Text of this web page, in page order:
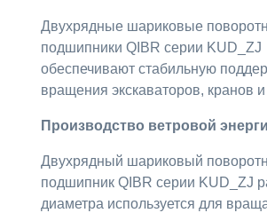
Двухрядные шариковые
подшипники QIBR серии KUD_ZJ
обеспечивают стабильную
вращения экскаваторов, кранов
Производство ветровой
Двухрядный шариковый
подшипник QIBR серии KUD_ZJ
диаметра используется для